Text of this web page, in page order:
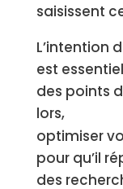
saisissent
L’intention
est
des points
lors,
optimiser
pour qu’il
des